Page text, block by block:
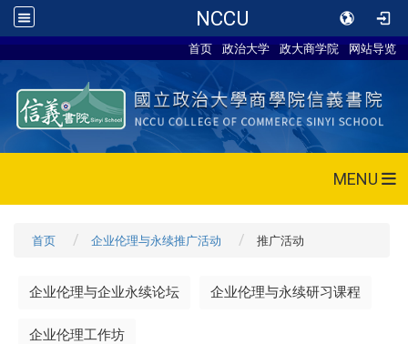
NCCU
首页 政治大学 政大商学院 网站导览
MENU
首页 企业伦理与永续推广活动 推广活动
企业伦理与企业永续论坛 企业伦理与永续研习课程
企业伦理工作坊